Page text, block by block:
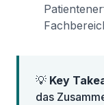
💡 Key
das